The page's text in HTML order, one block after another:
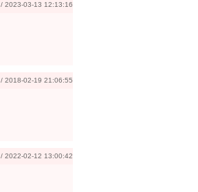
/ 2023-03-13 12:13:16
/ 2018-02-19 21:06:55
/ 2022-02-12 13:00:42